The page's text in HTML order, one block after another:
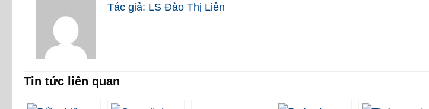
Tác giả: LS Đào Thị Liên
Tin tức liên quan